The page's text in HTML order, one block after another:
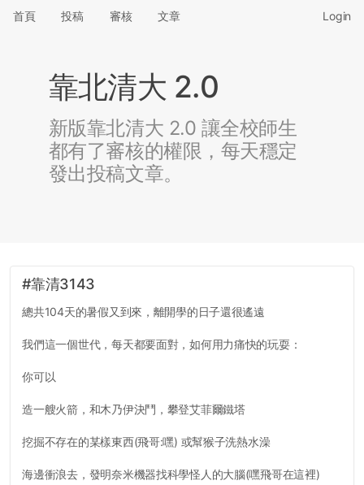
首頁 投稿 審核 文章 Login
靠北清大 2.0
新版靠北清大 2.0 讓全校師生
都有了審核的權限，每天穩定
發出投稿文章。
#靠清3143
總共104天的暑假又到來，離開學的日子還很遙遠
我們這一個世代，每天都要面對，如何用力痛快的玩耍：
你可以
造一艘火箭，和木乃伊決鬥，攀登艾菲爾鐵塔
挖掘不存在的某樣東西(飛哥:嘿) 或幫猴子洗熱水澡
海邊衝浪去，發明奈米機器找科學怪人的大腦(嘿飛哥在這裡)